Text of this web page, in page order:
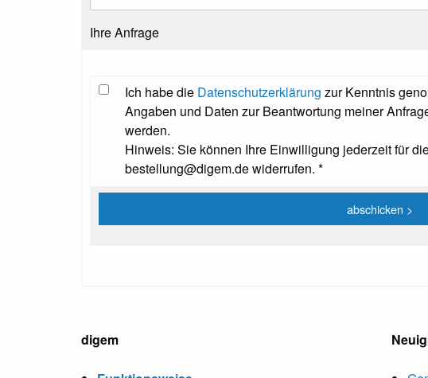
Ihre Anfrage
Ich habe die Datenschutzerklärung zur Kenntnis
Angaben und Daten zur Beantwortung meiner
werden.
Hinweis: Sie können Ihre Einwilligung jederzeit für
bestellung@digem.de widerrufen. *
digem